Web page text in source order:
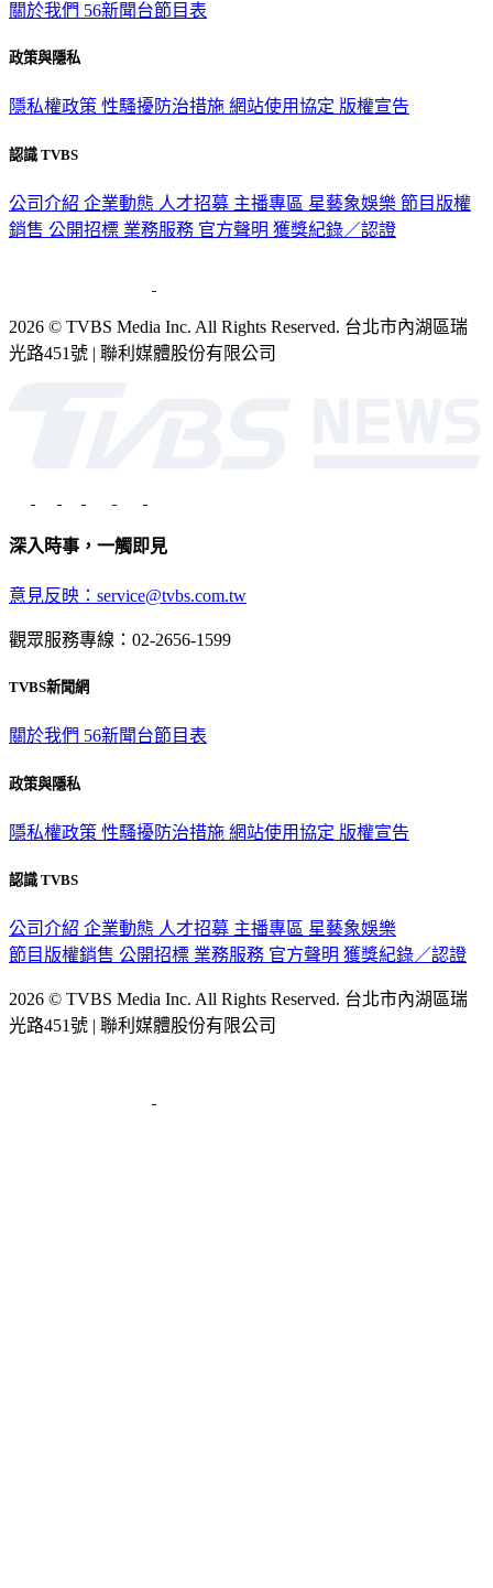
關於我們 56新聞台節目表
政策與隱私
隱私權政策 性騷擾防治措施 網站使用協定 版權宣告
認識 TVBS
公司介紹 企業動態 人才招募 主播專區 星藝象娛樂 節目版權
銷售 公開招標 業務服務 官方聲明 獲獎紀錄／認證
2026 © TVBS Media Inc. All Rights Reserved. 台北市內湖區瑞
光路451號 | 聯利媒體股份有限公司
深入時事，一觸即見
意見反映：service@tvbs.com.tw
觀眾服務專線：02-2656-1599
TVBS新聞網
關於我們 56新聞台節目表
政策與隱私
隱私權政策 性騷擾防治措施 網站使用協定 版權宣告
認識 TVBS
公司介紹 企業動態 人才招募 主播專區 星藝象娛樂
節目版權銷售 公開招標 業務服務 官方聲明 獲獎紀錄／認證
2026 © TVBS Media Inc. All Rights Reserved. 台北市內湖區瑞
光路451號 | 聯利媒體股份有限公司